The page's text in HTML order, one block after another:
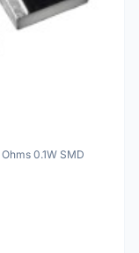
0.1W SMD